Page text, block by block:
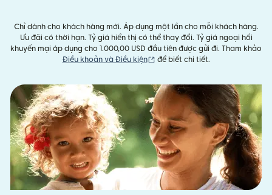
Chỉ dành cho khách hàng mới. Áp dụng một lần cho mỗi khách hàng.
Ưu đãi có thời hạn. Tỷ giá hiển thị có thể thay đổi. Tỷ giá ngoại hối
khuyến mại áp dụng cho 1.000,00 USD đầu tiên được gửi đi. Tham khảo
Điều khoản và Điều kiện
(mở trong cửa sổ mới)
để biết chi tiết.